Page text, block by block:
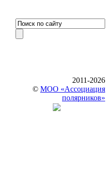
2011-2026
© МОО «Ассоциация
полярников»